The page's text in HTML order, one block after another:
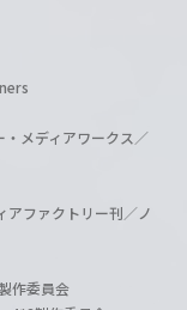
メディアワークス／
ファクトリー刊／ノ
作委員会